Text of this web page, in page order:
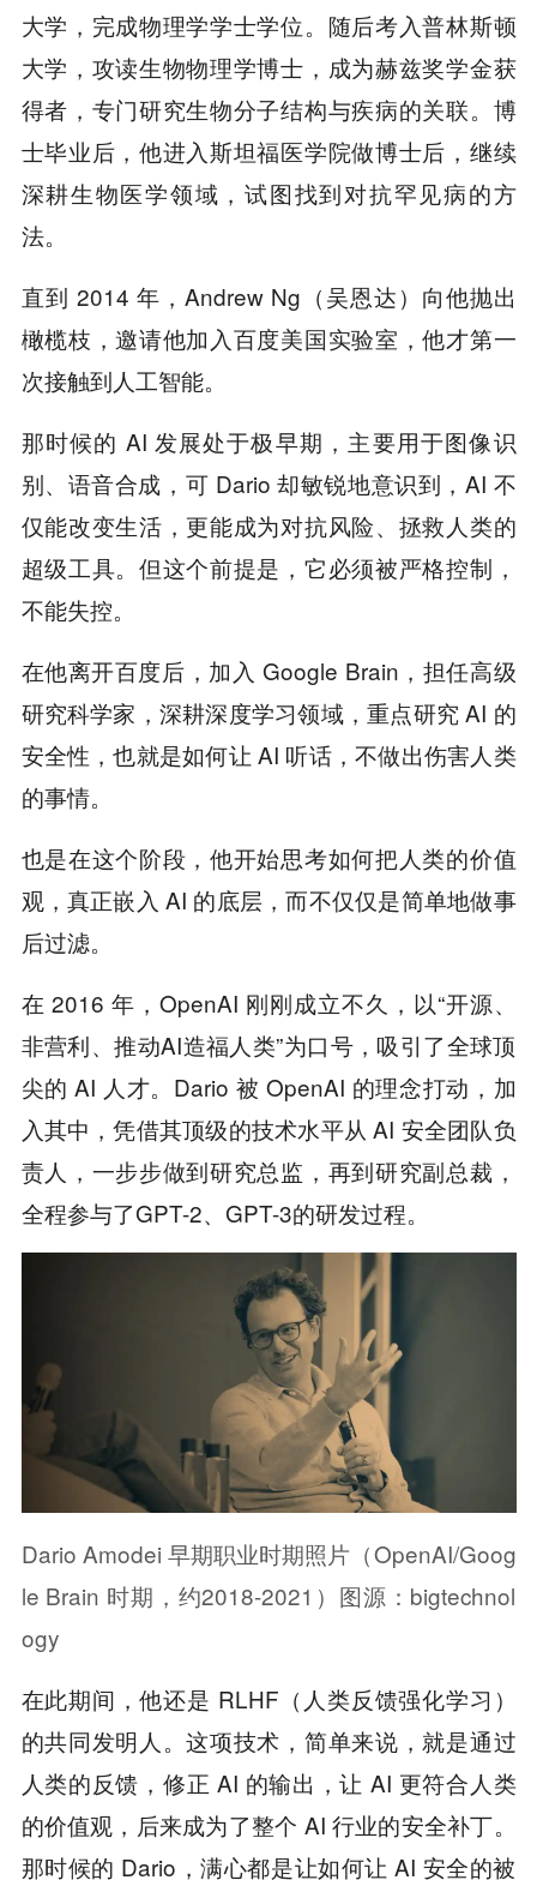
大学，完成物理学学士学位。随后考入普林斯顿
大学，攻读生物物理学博士，成为赫兹奖学金获
得者，专门研究生物分子结构与疾病的关联。博
士毕业后，他进入斯坦福医学院做博士后，继续
深耕生物医学领域，试图找到对抗罕见病的方
法。
直到 2014 年，Andrew Ng（吴恩达）向他抛出
橄榄枝，邀请他加入百度美国实验室，他才第一
次接触到人工智能。
那时候的 AI 发展处于极早期，主要用于图像识
别、语音合成，可 Dario 却敏锐地意识到，AI 不
仅能改变生活，更能成为对抗风险、拯救人类的
超级工具。但这个前提是，它必须被严格控制，
不能失控。
在他离开百度后，加入 Google Brain，担任高级
研究科学家，深耕深度学习领域，重点研究 AI 的
安全性，也就是如何让 AI 听话，不做出伤害人类
的事情。
也是在这个阶段，他开始思考如何把人类的价值
观，真正嵌入 AI 的底层，而不仅仅是简单地做事
后过滤。
在 2016 年，OpenAI 刚刚成立不久，以“开源、
非营利、推动AI造福人类”为口号，吸引了全球顶
尖的 AI 人才。Dario 被 OpenAI 的理念打动，加
入其中，凭借其顶级的技术水平从 AI 安全团队负
责人，一步步做到研究总监，再到研究副总裁，
全程参与了GPT-2、GPT-3的研发过程。
Dario Amodei 早期职业时期照片（OpenAI/Goog
le Brain 时期，约2018-2021）图源：bigtechnol
ogy
在此期间，他还是 RLHF（人类反馈强化学习）
的共同发明人。这项技术，简单来说，就是通过
人类的反馈，修正 AI 的输出，让 AI 更符合人类
的价值观，后来成为了整个 AI 行业的安全补丁。
那时候的 Dario，满心都是让如何让 AI 安全的被